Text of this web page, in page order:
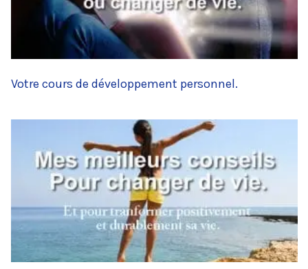
Votre cours de développement personnel.